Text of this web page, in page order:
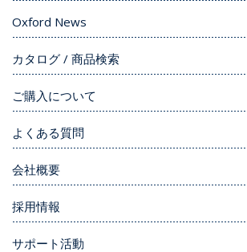
Oxford News
カタログ / 商品検索
ご購入について
よくある質問
会社概要
採用情報
サポート活動